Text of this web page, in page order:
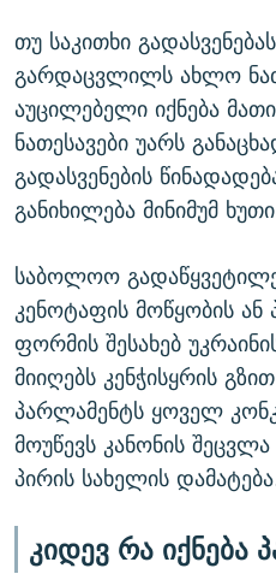
თუ საკითხი
გარდაცვლილს ახლო
აუცილებელი იქნება
ნათესავები უარს
გადასვენების
განიხილება მინიმუმ
საბოლოო
კენოტაფის მოწყობის ან
ფორმის შესახებ
მიიღებს კენჭისყრის
პარლამენტს ყოველ
მოუწევს კანონის შეცვლა
პირის სახელის
კიდევ რა იქნება